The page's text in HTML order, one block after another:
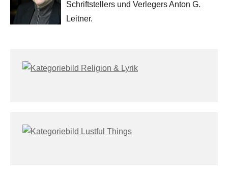
Schriftstellers und Verlegers Anton G.
Leitner.